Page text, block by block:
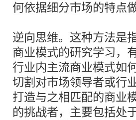
何依据细分市场的特点
逆向思维。这种方法是
商业模式的研究学习，
行业内主流商业模式如
切割对市场领导者或行
打造与之相匹配的商业
的挑战者，主要包括处